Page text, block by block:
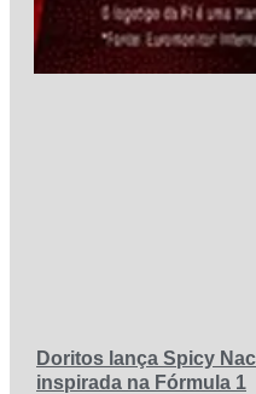
Doritos lança Spicy
inspirada na Fórmula 1